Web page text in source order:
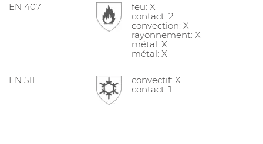
EN 407
feu: X
contact: 2
convection: X
rayonnement: X
métal: X
métal: X
EN 511
convectif: X
contact: 1